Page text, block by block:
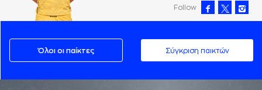
Follow
Όλοι οι παίκτες Σύγκριση παικτών